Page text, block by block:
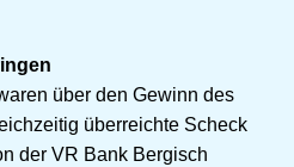
über den Gewinn des
überreichte Scheck
der VR Bank Bergisch